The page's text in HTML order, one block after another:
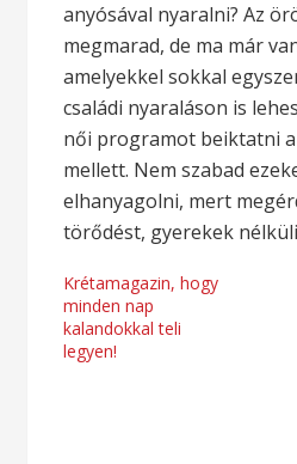
anyósával nyaralni? Az
megmarad, de ma már
amelyekkel sokkal
családi nyaraláson is
női programot beiktatni
mellett. Nem szabad
elhanyagolni, mert
törődést, gyerekek
Bejegyzés
navigáció
Krétamagazin, hogy
minden nap
kalandokkal teli
legyen!